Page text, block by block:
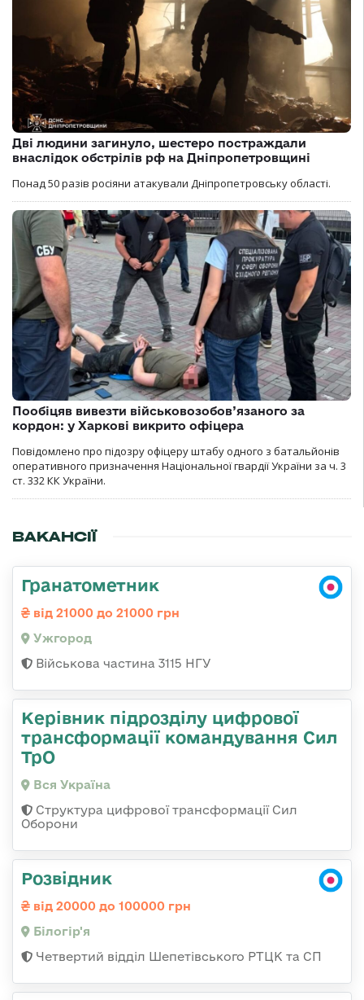
Дві людини загинуло, шестеро постраждали
внаслідок обстрілів рф на Дніпропетровщині
Понад 50 разів росіяни атакували Дніпропетровську області.
Пообіцяв вивезти військовозобов’язаного за
кордон: у Харкові викрито офіцера
Повідомлено про підозру офіцеру штабу одного з батальйонів
оперативного призначення Національної гвардії України за ч. 3
ст. 332 КК України.
ВАКАНСІЇ
Гранатометник
від 21000 до 21000 грн
Ужгород
Військова частина 3115 НГУ
Керівник підрозділу цифрової
трансформації командування Сил
ТрО
Вся Україна
Структура цифрової трансформації Сил
Оборони
Розвідник
від 20000 до 100000 грн
Білогір'я
Четвертий відділ Шепетівського РТЦК та СП